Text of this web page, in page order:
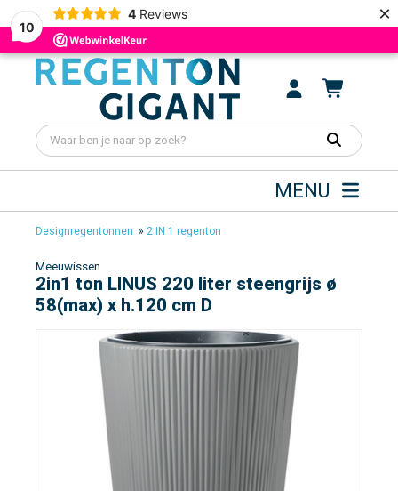
10
4 Reviews ×
MENU
Designregentonnen » 2 IN 1 regenton
Meeuwissen
2in1 ton LINUS 220 liter steengrijs ø
58(max) x h.120 cm D